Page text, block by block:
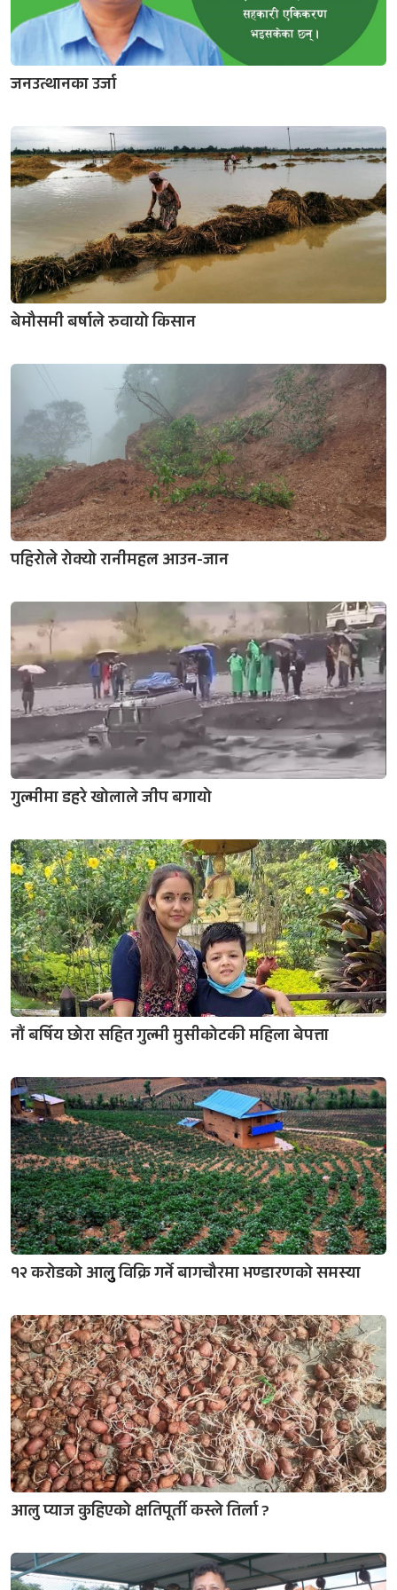
जनउत्थानका उर्जा
बेमौसमी बर्षाले रुवायो किसान
पहिरोले रोक्यो रानीमहल आउन-जान
गुल्मीमा डहरे खोलाले जीप बगायो
नौं बर्षिय छोरा सहित गुल्मी मुसीकोटकी महिला बेपत्ता
१२ करोडको आलुु विक्रि गर्ने बागचौरमा भण्डारणको समस्या
आलु प्याज कुहिएको क्षतिपूर्ती कस्ले तिर्ला ?